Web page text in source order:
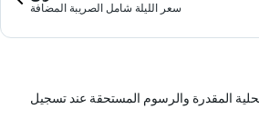
سعر الليلة شامل الصريبة المضافة
المقدرة والرسوم المستحقة عند تسجيل